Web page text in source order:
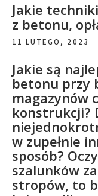
Jakie
z betonu,
11 LUTEGO, 2023
Jakie są
betonu przy
magazynów
konstrukcji?
w zupełnie
sposób?
szalunków
stropów, to